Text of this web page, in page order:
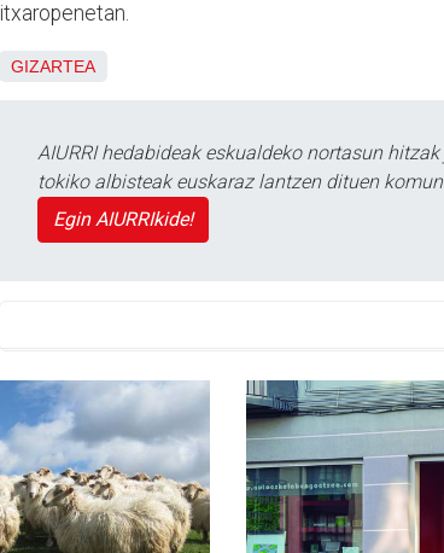
itxaropenetan.
GIZARTEA
AIURRI hedabideak eskualdeko nortasun
tokiko albisteak euskaraz lantzen dituen
Egin AIURRIkide!